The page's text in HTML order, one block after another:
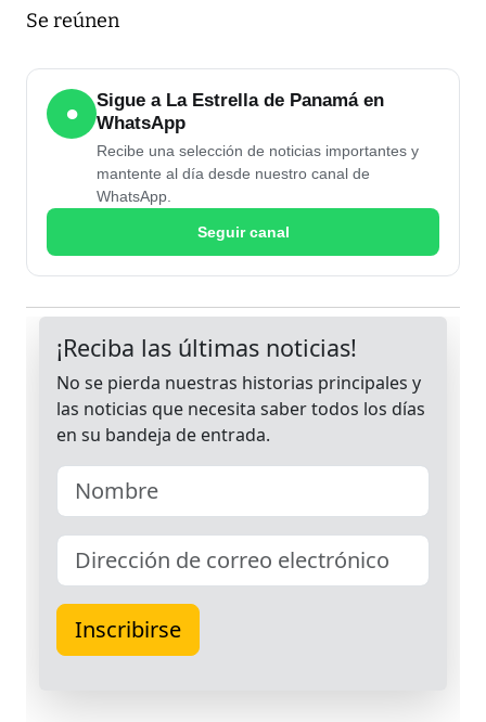
Se reúnen
●
Sigue a La Estrella de Panamá en
WhatsApp
Recibe una selección de noticias importantes y
mantente al día desde nuestro canal de
WhatsApp.
Seguir canal